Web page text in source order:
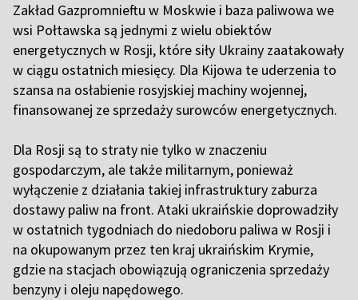
Zakład Gazpromnieftu w Moskwie i baza paliwowa we
wsi Połtawska są jednymi z wielu obiektów
energetycznych w Rosji, które siły Ukrainy zaatakowały
w ciągu ostatnich miesięcy. Dla Kijowa te uderzenia to
szansa na osłabienie rosyjskiej machiny wojennej,
finansowanej ze sprzedaży surowców energetycznych.
Dla Rosji są to straty nie tylko w znaczeniu
gospodarczym, ale także militarnym, ponieważ
wyłączenie z działania takiej infrastruktury zaburza
dostawy paliw na front. Ataki ukraińskie doprowadziły
w ostatnich tygodniach do niedoboru paliwa w Rosji i
na okupowanym przez ten kraj ukraińskim Krymie,
gdzie na stacjach obowiązują ograniczenia sprzedaży
benzyny i oleju napędowego.